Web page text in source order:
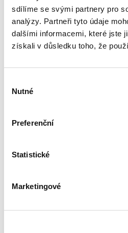
sdílíme se svými partnery pro
analýzy. Partneři tyto údaje
dalšími informacemi, které jste
získali v důsledku toho, že
souhlasu
Nutné
Preferenční
Statistické
Marketingové
dobré (řádné)...
1 390,00 Kč
obcí. Autorský kolektiv pod
přehled nejdůležitějších